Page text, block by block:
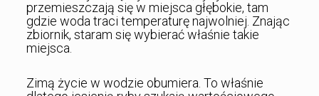
przemieszczają się w miejsca głębokie, tam
gdzie woda traci temperaturę najwolniej. Znając
zbiornik, staram się wybierać właśnie takie
miejsca.
Zimą życie w wodzie obumiera. To właśnie